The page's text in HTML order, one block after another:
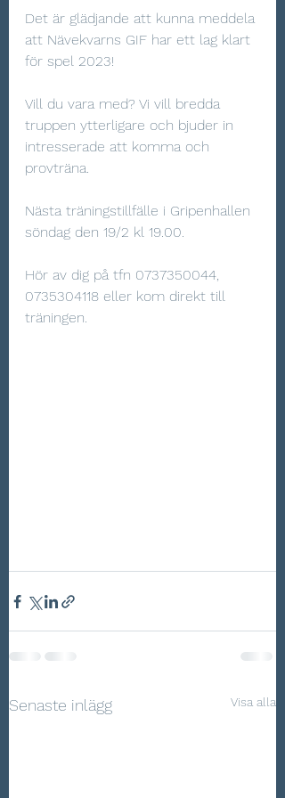
Det är glädjande att kunna meddela
att Nävekvarns GIF har ett lag klart
för spel 2023!
Vill du vara med? Vi vill bredda
truppen ytterligare och bjuder in
intresserade att komma och
provträna.
Nästa träningstillfälle i Gripenhallen
söndag den 19/2 kl 19.00.
Hör av dig på tfn 0737350044,
0735304118 eller kom direkt till
träningen.
Senaste inlägg Visa alla